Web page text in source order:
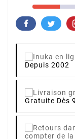
Depuis 2002
Gratuite Dès